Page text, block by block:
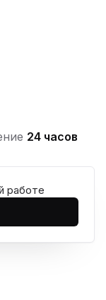
24 часов
работе